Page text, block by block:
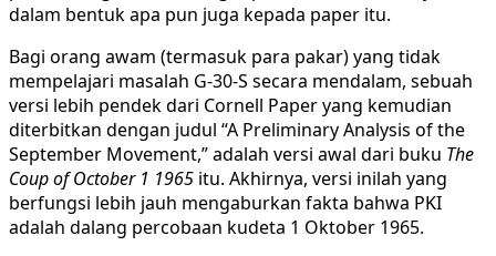
dalam bentuk apa pun juga kepada paper itu.
Bagi orang awam (termasuk para pakar) yang tidak
mempelajari masalah G-30-S secara mendalam, sebuah
versi lebih pendek dari Cornell Paper yang kemudian
diterbitkan dengan judul “A Preliminary Analysis of the
September Movement,” adalah versi awal dari buku The
Coup of October 1 1965 itu. Akhirnya, versi inilah yang
berfungsi lebih jauh mengaburkan fakta bahwa PKI
adalah dalang percobaan kudeta 1 Oktober 1965.